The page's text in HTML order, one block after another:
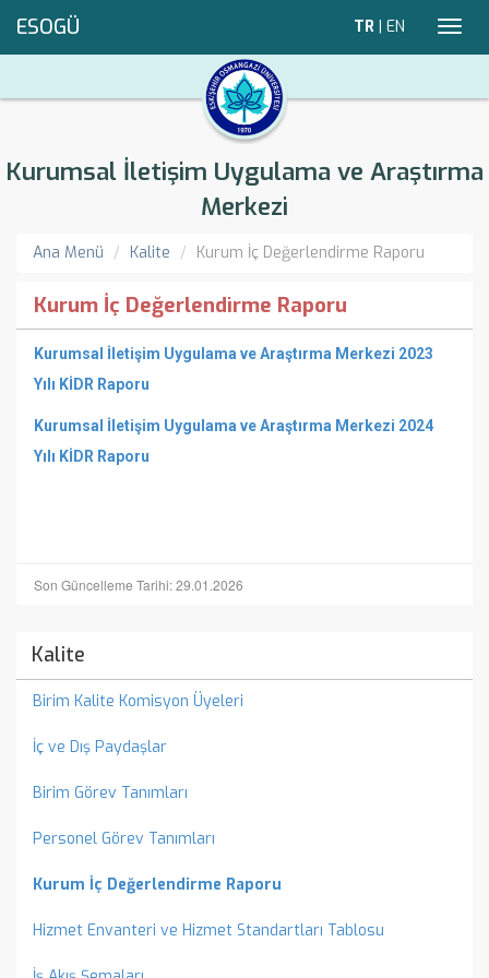
ESOGÜ TR | EN
Kurumsal İletişim Uygulama ve Araştırma
Merkezi
Ana Menü Kalite Kurum İç Değerlendirme Raporu
Kurum İç Değerlendirme Raporu
Kurumsal İletişim Uygulama ve Araştırma Merkezi 2023
Yılı KİDR Raporu
Kurumsal İletişim Uygulama ve Araştırma Merkezi 2024
Yılı KİDR Raporu
Son Güncelleme Tarihi: 29.01.2026
Kalite
Birim Kalite Komisyon Üyeleri
İç ve Dış Paydaşlar
Birim Görev Tanımları
Personel Görev Tanımları
Kurum İç Değerlendirme Raporu
Hizmet Envanteri ve Hizmet Standartları Tablosu